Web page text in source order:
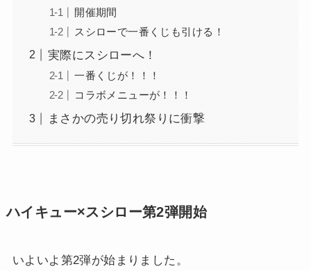
開催期間
スシローで一番くじも引ける！
実際にスシローへ！
一番くじが！！！
コラボメニューが！！！
まさかの売り切れ祭りに衝撃
ハイキュー×スシロー第2弾開始
いよいよ第2弾が始まりました。